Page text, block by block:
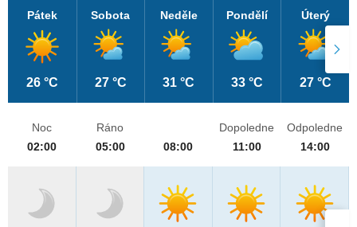
Pátek
26 °C
Sobota
27 °C
Neděle
31 °C
Pondělí
33 °C
Úterý
27 °C
Noc
02:00
Ráno
05:00
08:00
Dopoledne
11:00
Odpoledne
14:00